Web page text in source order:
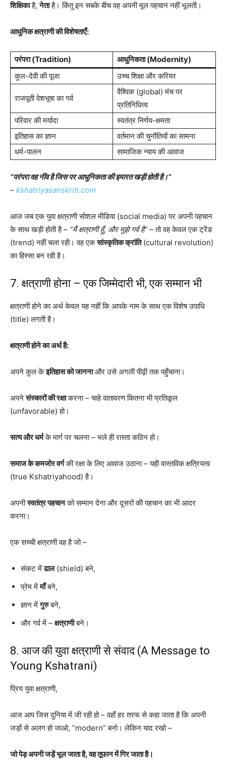
शिक्षिकाहै,नेताहै। किंतु इन सबके बीच वह अपनी मूल पहचान नहीं भूलती।
आधुनिक क्षत्राणी की विशेषताएँ:
परंपरा (Tradition)
आधुनिकता (Modernity)
कुल-देवी की पूजा
उच्च शिक्षा और करियर
राजपूती वेशभूषा का गर्व
वैश्विक (global) मंच पर
प्रतिनिधित्व
परिवार की मर्यादा
स्वतंत्र निर्णय-क्षमता
इतिहास का ज्ञान
वर्तमान की चुनौतियों का सामना
धर्म-पालन
सामाजिक न्याय की आवाज
“परंपरा वह नींव है जिस पर आधुनिकता की इमारत खड़ी होती है।”
– kshatriyasanskriti.com
आज जब एक युवा क्षत्राणी सोशल मीडिया (social media) पर अपनी पहचान
के साथ खड़ी होती है – “मैं क्षत्राणी हूँ, और मुझे गर्व है” – तो वह केवल एक ट्रेंड
(trend) नहीं चला रही। वह एकसांस्कृतिक क्रांति(cultural revolution)
का हिस्सा बन रही है।
7. क्षत्राणी होना – एक जिम्मेदारी भी, एक सम्मान भी
क्षत्राणी होने का अर्थ केवल यह नहीं कि आपके नाम के साथ एक विशेष उपाधि
(title) लगती है।
क्षत्राणी होने का अर्थ है:
अपने कुल केइतिहास को जाननाऔर उसे अगली पीढ़ी तक पहुँचाना।
अपनेसंस्कारों की रक्षाकरना – चाहे वातावरण कितना भी प्रतिकूल
(unfavorable) हो।
सत्य और धर्मके मार्ग पर चलना – भले ही रास्ता कठिन हो।
समाज के कमजोर वर्गकी रक्षा के लिए आवाज उठाना – यही वास्तविक क्षत्रियत्व
(true Kshatriyahood) है।
अपनीस्वतंत्र पहचानको सम्मान देना और दूसरों की पहचान का भी आदर
करना।
एक सच्ची क्षत्राणी वह है जो –
संकट मेंढाल(shield) बने,
प्रेम मेंमाँबने,
ज्ञान मेंगुरुबने,
और गर्व में – क्षत्राणीबने।
8. आज की युवा क्षत्राणी से संवाद (A Message to
Young Kshatrani)
प्रिय युवा क्षत्राणी,
आज आप जिस दुनिया में जी रही हो – वहाँ हर तरफ से कहा जाता है कि अपनी
जड़ों से अलग हो जाओ, “modern” बनो। लेकिन याद रखो –
जो पेड़ अपनी जड़ें भूल जाता है, वह तूफान में गिर जाता है।